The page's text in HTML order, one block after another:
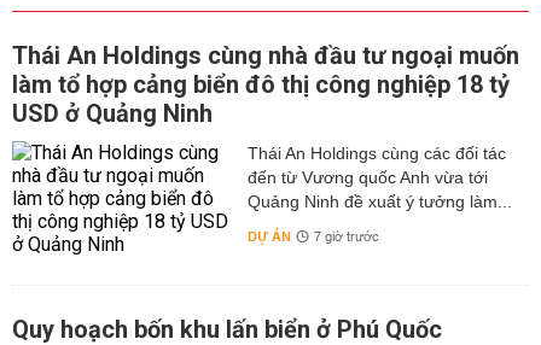
Thái An Holdings cùng nhà đầu tư ngoại muốn
làm tổ hợp cảng biển đô thị công nghiệp 18 tỷ
USD ở Quảng Ninh
Thái An Holdings cùng các đối tác
đến từ Vương quốc Anh vừa tới
Quảng Ninh đề xuất ý tưởng làm...
DỰ ÁN 7 giờ trước
Quy hoạch bốn khu lấn biển ở Phú Quốc